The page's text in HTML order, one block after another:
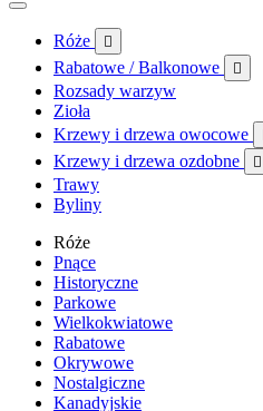
Róże 
Rabatowe / Balkonowe 
Rozsady warzyw
Zioła
Krzewy i drzewa owocowe
Krzewy i drzewa ozdobne 
Trawy
Byliny
Róże
Pnące
Historyczne
Parkowe
Wielkokwiatowe
Rabatowe
Okrywowe
Nostalgiczne
Kanadyjskie